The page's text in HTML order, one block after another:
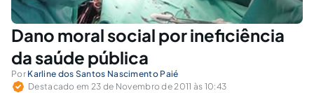
Dano moral social por ineficiência
da saúde pública
Por Karline dos Santos Nascimento Paié
Destacado em 23 de Novembro de 2011 às 10:43